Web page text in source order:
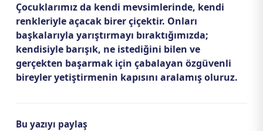
Çocuklarımız da kendi mevsimlerinde, kendi
renkleriyle açacak birer çiçektir. Onları
başkalarıyla yarıştırmayı bıraktığımızda;
kendisiyle barışık, ne istediğini bilen ve
gerçekten başarmak için çabalayan özgüvenli
bireyler yetiştirmenin kapısını aralamış oluruz.
Bu yazıyı paylaş